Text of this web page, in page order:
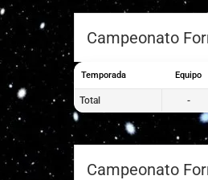
Campeonato
Temporada Equipo
Total -
Campeonato